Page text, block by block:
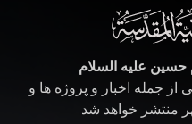
حسین علیه السلام
جمله اخبار و پروژه ها و
منتشر خواهد شد